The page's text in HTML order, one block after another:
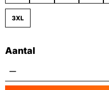
3XL
Aantal